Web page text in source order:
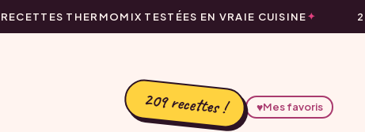
RECETTES THERMOMIX TESTÉES EN VRAIE CUISINE
209 recettes ! ♥Mes favoris